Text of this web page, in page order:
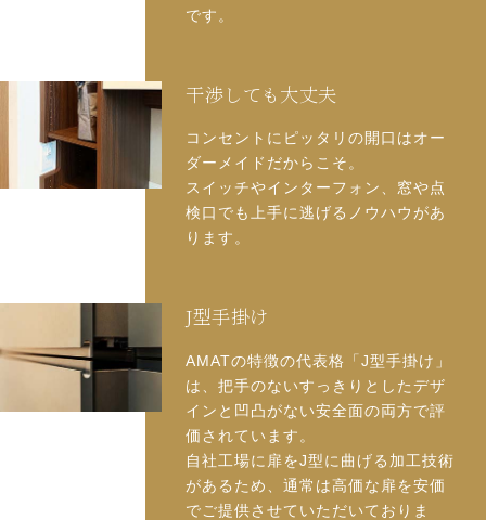
です。
干渉しても大丈夫
コンセントにピッタリの開口はオー
ダーメイドだからこそ。
スイッチやインターフォン、窓や点
検口でも上手に逃げるノウハウがあ
ります。
J型手掛け
AMATの特徴の代表格「J型手掛け」
は、把手のないすっきりとしたデザ
インと凹凸がない安全面の両方で評
価されています。
自社工場に扉をJ型に曲げる加工技術
があるため、通常は高価な扉を安価
でご提供させていただいておりま